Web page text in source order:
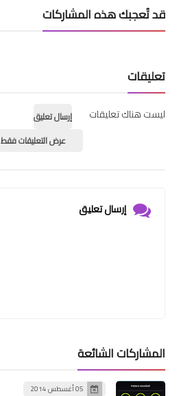
قد تُعجبك هذه المشاركات
تعليقات
ليست هناك تعليقات
إرسال تعليق
عرض التعليقات فقط
إرسال تعليق
المشاركات الشائعة
05 أغسطس 2014